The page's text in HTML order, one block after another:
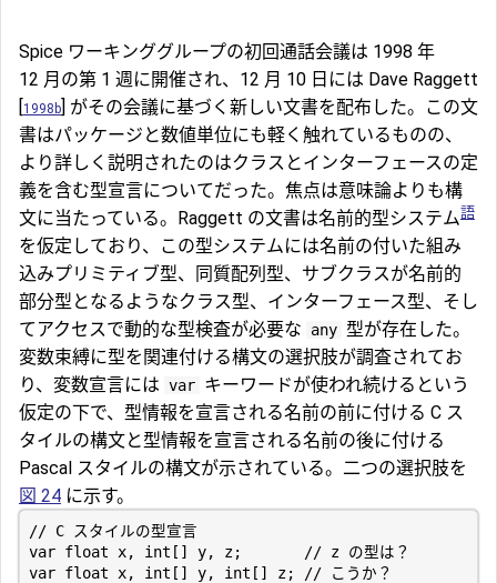
Spice ワーキンググループの初回通話会議は 1998 年
12 月の第 1 週に開催され、12 月 10 日には Dave Raggett
[1998b] がその会議に基づく新しい文書を配布した。この文
書はパッケージと数値単位にも軽く触れているものの、
より詳しく説明されたのはクラスとインターフェースの定
義を含む型宣言についてだった。焦点は意味論よりも構
文に当たっている。Raggett の文書は名前的型システム語
を仮定しており、この型システムには名前の付いた組み
込みプリミティブ型、同質配列型、サブクラスが名前的
部分型となるようなクラス型、インターフェース型、そし
てアクセスで動的な型検査が必要な
any 型が存在した。
変数束縛に型を関連付ける構文の選択肢が調査されてお
り、変数宣言には var キーワードが使われ続けるという
仮定の下で、型情報を宣言される名前の前に付ける C ス
タイルの構文と型情報を宣言される名前の後に付ける
Pascal スタイルの構文が示されている。二つの選択肢を
図 24 に示す。
var float x, int [] y, z;
var float x, int [] y, int [] z;